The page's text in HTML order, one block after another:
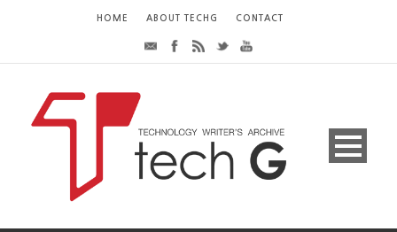
HOME ABOUT TECHG CONTACT